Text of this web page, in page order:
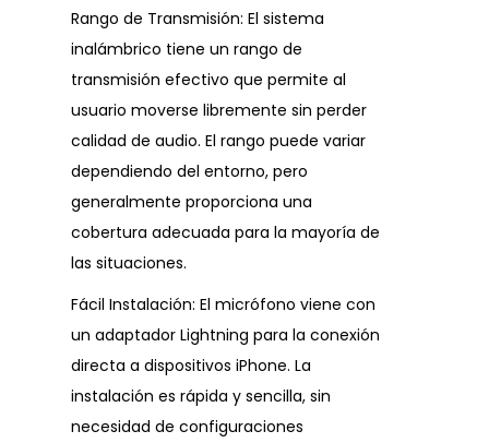
Rango de Transmisión: El sistema
inalámbrico tiene un rango de
transmisión efectivo que permite al
usuario moverse libremente sin perder
calidad de audio. El rango puede variar
dependiendo del entorno, pero
generalmente proporciona una
cobertura adecuada para la mayoría de
las situaciones.
Fácil Instalación: El micrófono viene con
un adaptador Lightning para la conexión
directa a dispositivos iPhone. La
instalación es rápida y sencilla, sin
necesidad de configuraciones